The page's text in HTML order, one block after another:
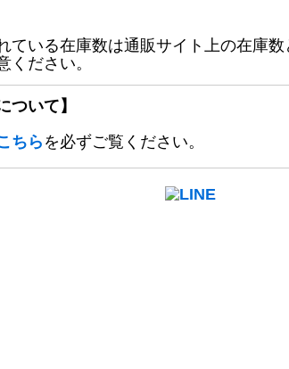
ている在庫数は通販サイト上の在庫
ください。
ついて】
ちら を必ずご覧ください。